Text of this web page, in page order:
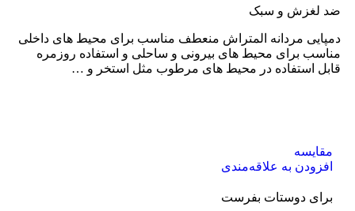
ضد لغزش و سبک
دمپایی مردانه المتراش منعطف مناسب برای محیط های داخلی
مناسب برای محیط های بیرونی و ساحلی و استفاده روزمره
قابل استفاده در محیط های مرطوب مثل استخر و …
مقایسه
افزودن به علاقه‌مندی
برای دوستات بفرست